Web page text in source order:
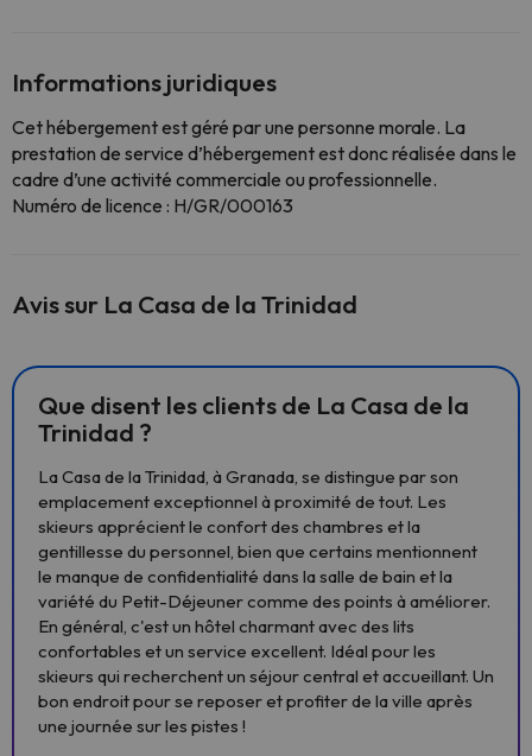
Informations juridiques
Cet hébergement est géré par une personne morale. La
prestation de service d’hébergement est donc réalisée dans le
cadre d’une activité commerciale ou professionnelle.
Numéro de licence : H/GR/000163
Avis sur La Casa de la Trinidad
Que disent les clients de La Casa de la
Trinidad ?
La Casa de la Trinidad, à Granada, se distingue par son
emplacement exceptionnel à proximité de tout. Les
skieurs apprécient le confort des chambres et la
gentillesse du personnel, bien que certains mentionnent
le manque de confidentialité dans la salle de bain et la
variété du Petit-Déjeuner comme des points à améliorer.
En général, c'est un hôtel charmant avec des lits
confortables et un service excellent. Idéal pour les
skieurs qui recherchent un séjour central et accueillant. Un
bon endroit pour se reposer et profiter de la ville après
une journée sur les pistes !